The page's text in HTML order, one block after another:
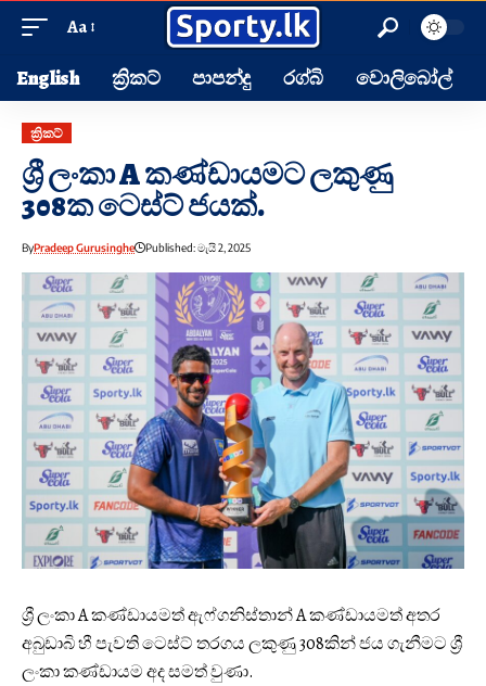
Aa
English ක්‍රිකට් පාපන්දු රග්බි වොලිබෝල්
ක්‍රිකට්
ශ්‍රී ලංකා A කණ්ඩායමට ලකුණු
308ක ටෙස්ට් ජයක්.
ByPradeep Gurusinghe Published: මැයි 2, 2025
ශ්‍රී ලංකා A කණ්ඩායමත් ඇෆ්ගනිස්තාන් A කණ්ඩායමත් අතර
අබුඩාබි හී පැවති ටෙස්ට් තරගය ලකුණු 308කින් ජය ගැනීමට ශ්‍රී
ලංකා කණ්ඩායම අද සමත් වුණා.